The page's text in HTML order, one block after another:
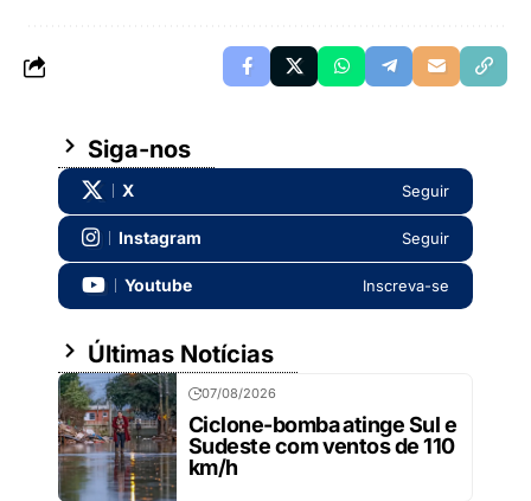
Siga-nos
X Seguir
Instagram Seguir
Youtube Inscreva-se
Últimas Notícias
07/08/2026
Ciclone-bomba atinge Sul e
Sudeste com ventos de 110
km/h